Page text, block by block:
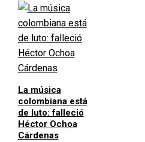
La música
colombiana está
de luto: falleció
Héctor Ochoa
Cárdenas